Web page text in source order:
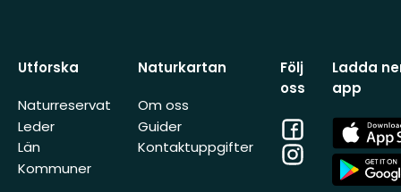
Utforska
Naturreservat
Leder
Län
Kommuner
Naturkartan
Om oss
Guider
Kontaktuppgifter
Följ
oss
Facebook
Instagram
Ladda
app
App
Store
App
Store